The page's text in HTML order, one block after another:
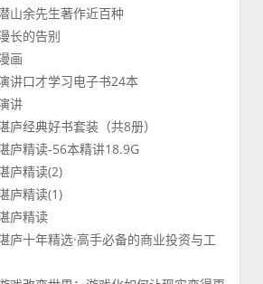
山余先生著作近百种
长的告别
画
讲口才学习电子书24本
讲
经典好书套装（共8册）
庐精读-56本精讲18.9G
庐精读(2)
庐精读(1)
庐精读
庐十年精选·高手必备的商业投资与工